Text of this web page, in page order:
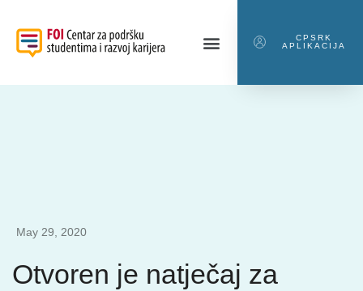
CPSRK
APLIKACIJA
May 29, 2020
Otvoren je natječaj za